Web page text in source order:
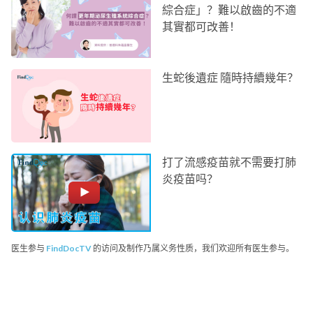
綜合症」？難以啟齒的不適
其實都可改善！
生蛇後遺症 隨時持續幾年？
打了流感疫苗就不需要打肺
炎疫苗吗？
医生参与 FindDocTV 的访问及制作乃属义务性质，我们欢迎所有医生参与。